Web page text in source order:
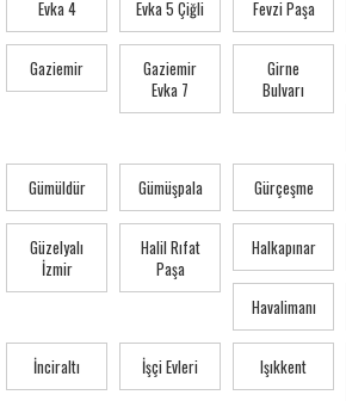
Evka 4 Evka 5 Çiğli Fevzi Paşa
Gaziemir
Gaziemir
Evka 7
Girne
Bulvarı
Gümüldür Gümüşpala Gürçeşme
Güzelyalı
İzmir
Halil Rıfat
Paşa
Halkapınar
Havalimanı
İnciraltı İşçi Evleri Işıkkent